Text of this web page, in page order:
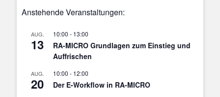
Anstehende Veranstaltungen:
AUG.
13
10:00 - 13:00
RA-MICRO Grundlagen zum Einstieg und
Auffrischen
AUG.
20
10:00 - 12:00
Der E-Workflow in RA-MICRO